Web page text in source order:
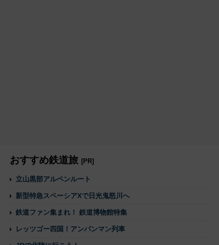
おすすめ鉄道旅 [PR]
立山黒部アルペンルート
新型特急スペーシアXで日光鬼怒川へ
鉄道ファン集まれ！ 鉄道博物館特集
レッツゴー四国！アンパンマン列車